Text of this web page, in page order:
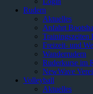
Rudern
Aktuelles
Anfahrt
Trainingszeiten
Freizeit- und
Wanderrudern
Ruderkurse im
NewWave
Volleyball
Aktuelles